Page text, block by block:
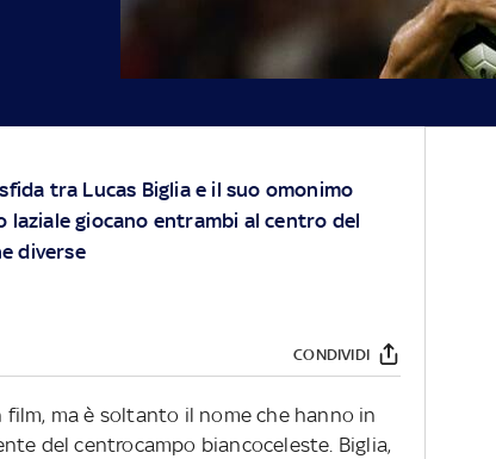
tra Lucas Biglia e il suo omonimo
laziale giocano entrambi al centro del
diverse
CONDIVIDI
ma è soltanto il nome che hanno in
del centrocampo biancoceleste. Biglia,